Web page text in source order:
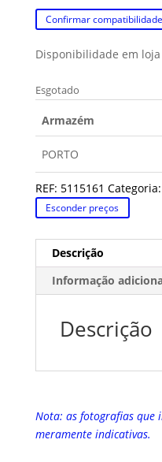
Confirmar compatibilidade
Disponibilidade em loja
Esgotado
Armazém
PORTO
REF: 5115161 Categoria:
Esconder preços
Descrição
Informação
Descrição
Nota: as fotografias que
meramente indicativas.